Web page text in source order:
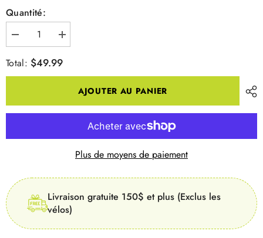
Quantité:
Diminuer
la
quantité
pour
Augmenter
la
pour
Total: $49.99
AJOUTER AU PANIER
Plus de moyens de paiement
Livraison gratuite 150$ et plus (Exclus les
vélos)